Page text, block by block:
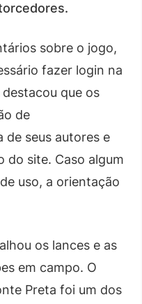
sobre o jogo,
fazer login na
que os
de
de seus autores e
do site. Caso algum
uso, a orientação
os lances e as
em campo. O
Preta foi um dos